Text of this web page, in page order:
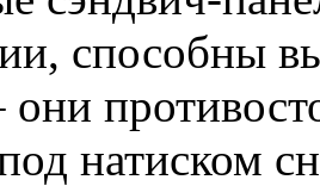
способны
они
натиском